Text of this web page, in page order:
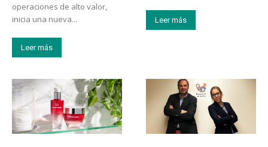
operaciones de alto valor,
inicia una nueva...
Leer más
Leer más